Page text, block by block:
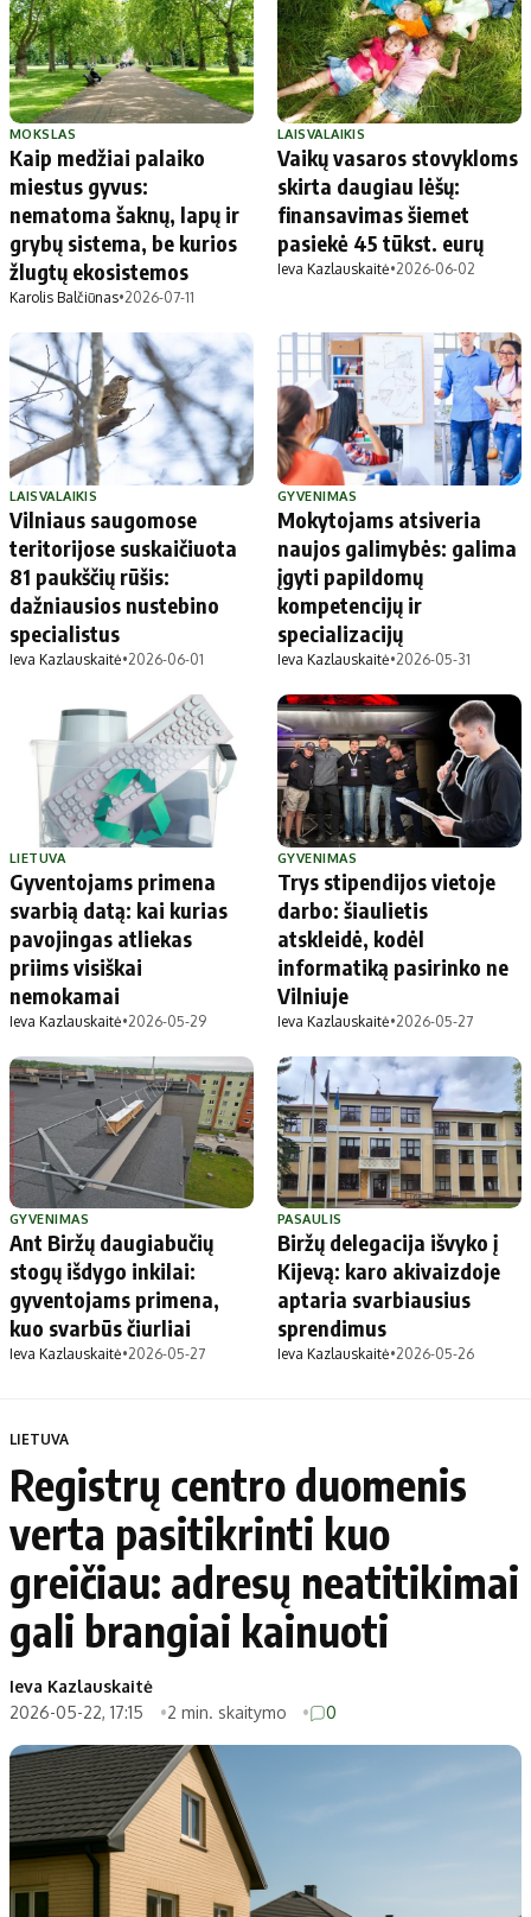
MOKSLAS
Kaip medžiai palaiko
miestus gyvus:
nematoma šaknų, lapų ir
grybų sistema, be kurios
žlugtų ekosistemos
Karolis Balčiūnas•2026-07-11
LAISVALAIKIS
Vaikų vasaros stovykloms
skirta daugiau lėšų:
finansavimas šiemet
pasiekė 45 tūkst. eurų
Ieva Kazlauskaitė•2026-06-02
LAISVALAIKIS
Vilniaus saugomose
teritorijose suskaičiuota
81 paukščių rūšis:
dažniausios nustebino
specialistus
Ieva Kazlauskaitė•2026-06-01
GYVENIMAS
Mokytojams atsiveria
naujos galimybės: galima
įgyti papildomų
kompetencijų ir
specializacijų
Ieva Kazlauskaitė•2026-05-31
LIETUVA
Gyventojams primena
svarbią datą: kai kurias
pavojingas atliekas
priims visiškai
nemokamai
Ieva Kazlauskaitė•2026-05-29
GYVENIMAS
Trys stipendijos vietoje
darbo: šiaulietis
atskleidė, kodėl
informatiką pasirinko ne
Vilniuje
Ieva Kazlauskaitė•2026-05-27
GYVENIMAS
Ant Biržų daugiabučių
stogų išdygo inkilai:
gyventojams primena,
kuo svarbūs čiurliai
Ieva Kazlauskaitė•2026-05-27
PASAULIS
Biržų delegacija išvyko į
Kijevą: karo akivaizdoje
aptaria svarbiausius
sprendimus
Ieva Kazlauskaitė•2026-05-26
LIETUVA
Registrų centro duomenis
verta pasitikrinti kuo
greičiau: adresų neatitikimai
gali brangiai kainuoti
Ieva Kazlauskaitė
2026-05-22, 17:15
2 min. skaitymo 0